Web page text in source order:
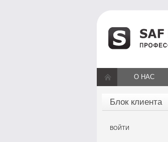
О НАС
Блок клиента
ВОЙТИ